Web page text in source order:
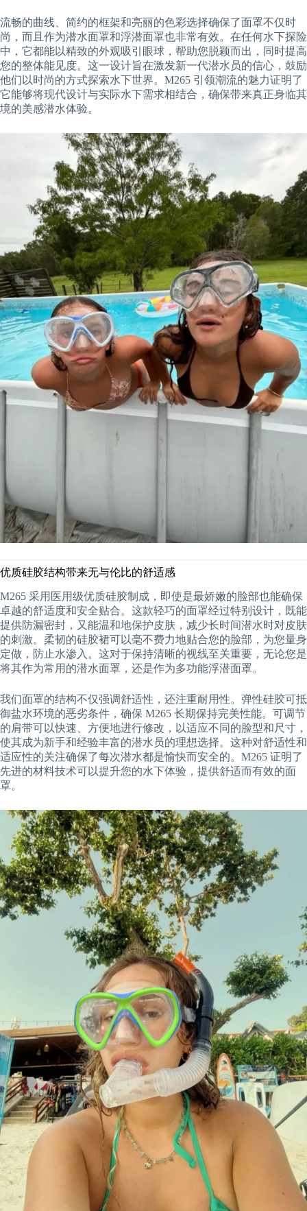
流畅的曲线、简约的框架和亮丽的色彩选择确保了面罩不仅时
尚，而且作为潜水面罩和浮潜面罩也非常有效。在任何水下探险
中，它都能以精致的外观吸引眼球，帮助您脱颖而出，同时提高
您的整体能见度。这一设计旨在激发新一代潜水员的信心，鼓励
他们以时尚的方式探索水下世界。M265 引领潮流的魅力证明了
它能够将现代设计与实际水下需求相结合，确保带来真正身临其
境的美感潜水体验。
优质硅胶结构带来无与伦比的舒适感
M265 采用医用级优质硅胶制成，即使是最娇嫩的脸部也能确保
卓越的舒适度和安全贴合。这款轻巧的面罩经过特别设计，既能
提供防漏密封，又能温和地保护皮肤，减少长时间潜水时对皮肤
的刺激。柔韧的硅胶裙可以毫不费力地贴合您的脸部，为您量身
定做，防止水渗入。这对于保持清晰的视线至关重要，无论您是
将其作为常用的潜水面罩，还是作为多功能浮潜面罩。
我们面罩的结构不仅强调舒适性，还注重耐用性。弹性硅胶可抵
御盐水环境的恶劣条件，确保 M265 长期保持完美性能。可调节
的肩带可以快速、方便地进行修改，以适应不同的脸型和尺寸，
使其成为新手和经验丰富的潜水员的理想选择。这种对舒适性和
适应性的关注确保了每次潜水都是愉快而安全的。M265 证明了
先进的材料技术可以提升您的水下体验，提供舒适而有效的面
罩。